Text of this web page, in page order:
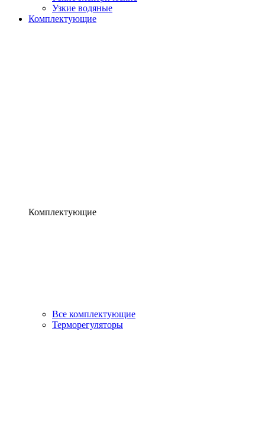
Узкие водяные
Комплектующие
Комплектующие
Все комплектующие
Терморегуляторы